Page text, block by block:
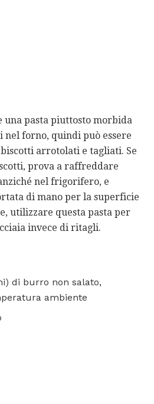
una pasta piuttosto morbida
nel forno, quindi può essere
arrotolati e tagliati. Se
prova a raffreddare
nel frigorifero, e
di mano per la superficie
utilizzare questa pasta per
invece di ritagli.
di burro non salato,
ambiente